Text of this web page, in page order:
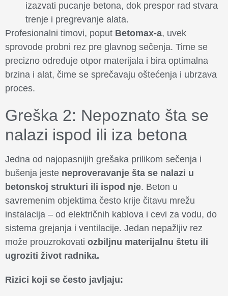
izazvati pucanje betona, dok prespor rad stvara
trenje i pregrevanje alata.
Profesionalni timovi, poput Betomax-a, uvek
sprovode probni rez pre glavnog sečenja. Time se
precizno određuje otpor materijala i bira optimalna
brzina i alat, čime se sprečavaju oštećenja i ubrzava
proces.
Greška 2: Nepoznato šta se
nalazi ispod ili iza betona
Jedna od najopasnijih grešaka prilikom sečenja i
bušenja jeste neproveravanje šta se nalazi u
betonskoj strukturi ili ispod nje. Beton u
savremenim objektima često krije čitavu mrežu
instalacija – od električnih kablova i cevi za vodu, do
sistema grejanja i ventilacije. Jedan nepažljiv rez
može prouzrokovati ozbiljnu materijalnu štetu ili
ugroziti život radnika.
Rizici koji se često javljaju: